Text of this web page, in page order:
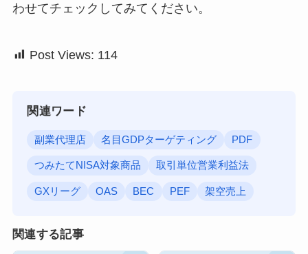
わせてチェックしてみてください。
Post Views: 114
関連ワード
副業代理店 名目GDPターゲティング PDF
つみたてNISA対象商品 取引単位営業利益法
GXリーグ OAS BEC PEF 架空売上
関連する記事